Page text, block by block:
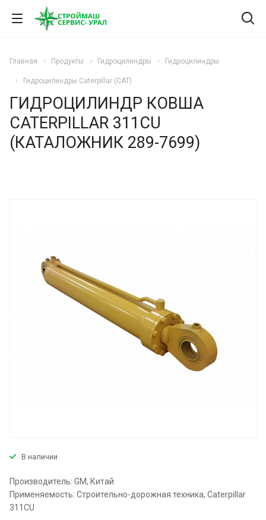
Главная Продукты Гидроцилиндры Гидроцилиндры
Гидроцилиндры Caterpillar (CAT)
ГИДРОЦИЛИНДР КОВША
CATERPILLAR 311CU
(КАТАЛОЖНИК 289-7699)
В наличии
Производитель: GM, Китай
Применяемость: Строительно-дорожная техника, Caterpillar
311CU